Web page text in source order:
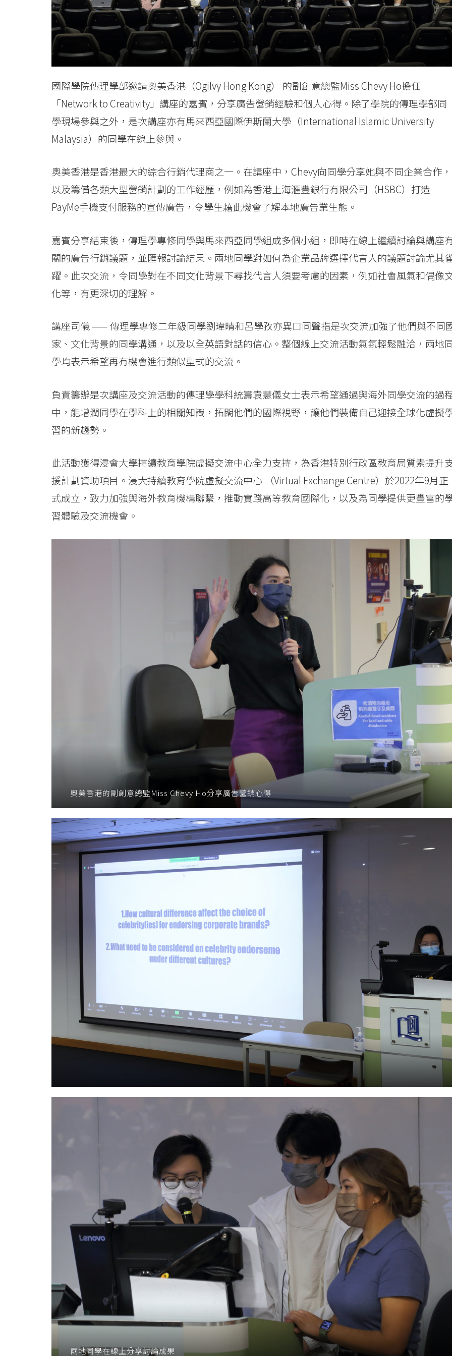
Baptist
University
國際學院傳理學部邀請奧美香港（Ogilvy Hong Kong） 的副創意總監Miss Chevy Ho擔任
「Network to Creativity」講座的嘉賓，分享廣告營銷經驗和個人心得。除了學院的傳理學部同
學現場參與之外，是次講座亦有馬來西亞國際伊斯蘭大學（International Islamic University
Malaysia）的同學在線上參與。
奧美香港是香港最大的綜合行銷代理商之一。在講座中，Chevy向同學分享她與不同企業合作，
以及籌備各類大型營銷計劃的工作經歷，例如為香港上海滙豐銀行有限公司（HSBC）打造
PayMe手機支付服務的宣傳廣告，令學生藉此機會了解本地廣告業生態。
嘉賓分享結束後，傳理學專修同學與馬來西亞同學組成多個小組，即時在線上繼續討論與講座
關的廣告行銷議題，並匯報討論結果。兩地同學對如何為企業品牌選擇代言人的議題討論尤其
躍。此次交流，令同學對在不同文化背景下尋找代言人須要考慮的因素，例如社會風氣和偶像
化等，有更深切的理解。
講座司儀 —— 傳理學專修二年級同學劉瑋晴和呂學孜亦異口同聲指是次交流加強了他們與不同
家、文化背景的同學溝通，以及以全英語對話的信心。整個線上交流活動氣氛輕鬆融洽，兩地
學均表示希望再有機會進行類似型式的交流。
負責籌辦是次講座及交流活動的傳理學學科統籌袁慧儀女士表示希望通過與海外同學交流的過
中，能增潤同學在學科上的相關知識，拓闊他們的國際視野，讓他們裝備自己迎接全球化虛擬
習的新趨勢。
此活動獲得浸會大學持續教育學院虛擬交流中心全力支持，為香港特別行政區教育局質素提升
援計劃資助項目。浸大持續教育學院虛擬交流中心 （Virtual Exchange Centre）於2022年9月正
式成立，致力加強與海外教育機構聯繫，推動實踐高等教育國際化，以及為同學提供更豐富的
習體驗及交流機會。
奧美香港的副創意總監Miss Chevy Ho分享廣告營銷心得
兩地同學在線上分享討論成果